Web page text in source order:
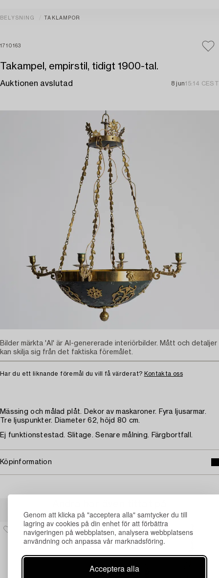
Genom att klicka på "acceptera alla" samtycker du till
lagring av cookies på din enhet för att förbättra
navigeringen på webbplatsen, analysera webbplatsens
användning och anpassa vår marknadsföring.
Acceptera alla
BELYSNING TAKLAMPOR
1710163
Takampel, empirstil, tidigt 1900-tal.
Auktionen avslutad 8 jun15:14 CEST
Har du ett liknande föremål du vill få värderat? Kontakta oss
Mässing och målad plåt. Dekor av maskaroner. Fyra ljusarmar.
Tre ljuspunkter. Diameter 62, höjd 80 cm.
Ej funktionstestad. Slitage. Senare målning. Färgbortfall.
Köpinformation
Bilder märkta 'AI' är AI-genererade interiörbilder. Mått och detaljer
kan skilja sig från det faktiska föremålet.